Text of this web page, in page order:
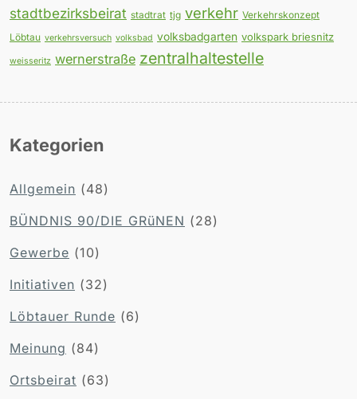
stadtbezirksbeirat stadtrat tjg verkehr Verkehrskonzept
Löbtau verkehrsversuch volksbad volksbadgarten volkspark briesnitz
weisseritz wernerstraße zentralhaltestelle
Kategorien
Allgemein (48)
BÜNDNIS 90/DIE GRüNEN (28)
Gewerbe (10)
Initiativen (32)
Löbtauer Runde (6)
Meinung (84)
Ortsbeirat (63)